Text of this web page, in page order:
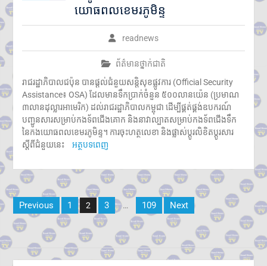
យោធពលខេមរភូមិន្ទ
readnews
ព័ត៌មានថ្នាក់ជាតិ
រាជរដ្ឋាភិបាលជប៉ុន បានផ្តល់ជំនួយសន្តិសុខផ្លូវការ (Official Security
Assistance៖ OSA) ដែលមានទឹកប្រាក់ចំនួន ៥០០លានយ៉េន (ប្រមាណ
៣លានដុល្លារអាមេរិក) ដល់រាជរដ្ឋាភិបាលកម្ពុជា ដើម្បីផ្គត់ផ្គង់ឧបករណ៍
បញ្ជូនសារសម្រាប់កងទ័ពជើងគោក និងនាវាល្បាតសម្រាប់កងទ័ពជើងទឹក
នៃកងយោធពលខេមរភូមិន្ទ។ ការចុះហត្ថលេខា និងផ្លាស់ប្តូរលិខិតប្ដូរសារ
ស្តីពីជំនួយនេះ
អត្ថបទពេញ
Posts
pagination
Previous 1 2 3 … 109 Next